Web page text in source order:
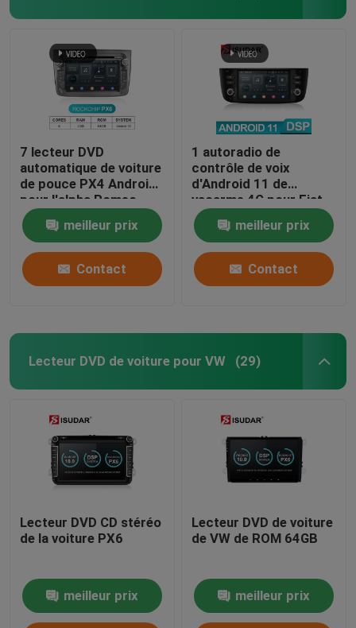
7 lecteur DVD
automatique de voiture
de pouce PX4 Android
pour l'alpha Romeo
Mito 2008
meilleur prix
Contact
1 autoradio de
contrôle de voix
d'Android 11 de
vacarme 4G pour Fiat
grand Punto Evo
meilleur prix
Contact
Lecteur DVD de voiture pour VW (29)
Lecteur DVD CD stéréo
de la voiture PX6
meilleur prix
Lecteur DVD de voiture
de VW de ROM 64GB
meilleur prix